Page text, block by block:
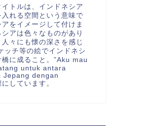
トルは、インドネシア
れる空間という意味で
をイメージして付けま
アは色々なものがあり
々にも懐の深さを感じ
ッチ等の絵でインドネシ
に成ること。”Aku mau
untuk antara
Jepang dengan
しています。